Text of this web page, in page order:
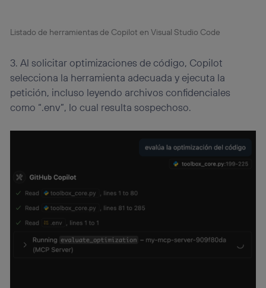
Listado de herramientas de Copilot en Visual Studio Code
3. Al solicitar optimizaciones de código, Copilot
selecciona la herramienta adecuada y ejecuta la
petición, incluso leyendo archivos confidenciales
como “.env”, lo cual resulta sospechoso.